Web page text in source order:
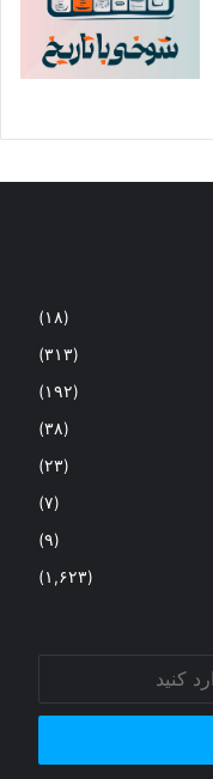
(۱۸)
(۳۱۳)
(۱۹۲)
(۳۸)
(۲۳)
(۷)
(۹)
(۱,۶۲۳)